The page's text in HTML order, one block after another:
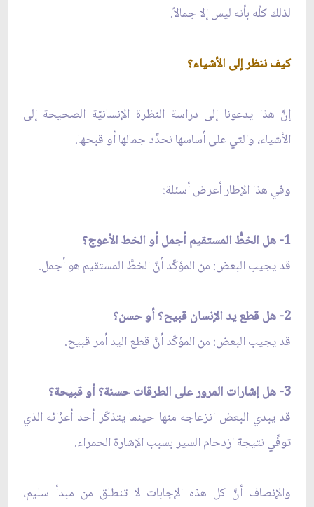
لذلك كلِّه بأنه ليس إلا جمالاً.
كيف ننظر إلى الأشياء؟
إنَّ هذا يدعونا إلى دراسة النظرة الإنسانيّة الصحيحة إلى
الأشياء، والتي على أساسها نحدِّد جمالها أو قبحها.
وفي هذا الإطار أعرض أسئلة:
1- هل الخطُّ المستقيم أجمل أو الخط الأعوج؟
قد يجيب البعض: من المؤكّد أنَّ الخطَّ المستقيم هو أجمل.
2- هل قطع يد الإنسان قبيح؟ أو حسن؟
قد يجيب البعض: من المؤكّد أنَّ قطع اليد أمر قبيح.
3- هل إشارات المرور على الطرقات حسنة؟ أو قبيحة؟
قد يبدي البعض انزعاجه منها حينما يتذكّر أحد أعزّائه الذي
توفِّي نتيجة ازدحام السير بسبب الإشارة الحمراء.
والإنصاف أنَّ كل هذه الإجابات لا تنطلق من مبدأ سليم،